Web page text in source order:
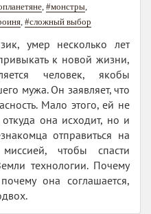
, #монстры,
, #сложный выбор
умер несколько лет
к новой жизни,
человек, якобы
мужа. Он заявляет, что
Мало этого, ей не
она исходит, но и
отправиться на
чтобы спасти
технологии. Почему
она соглашается,